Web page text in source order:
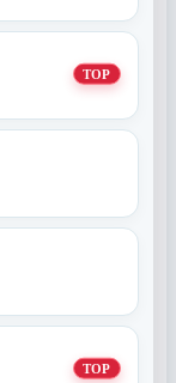
TOP
TOP